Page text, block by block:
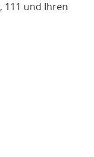
, 111 und Ihren